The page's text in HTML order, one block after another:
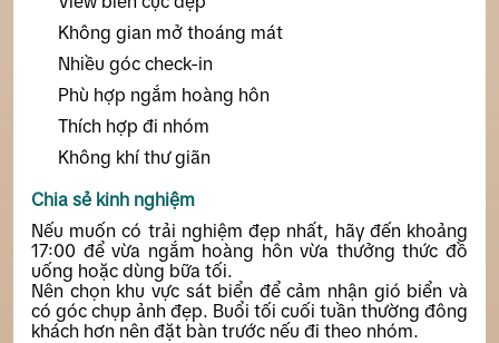
Không gian mở thoáng mát
Nhiều góc check-in
Phù hợp ngắm hoàng hôn
Thích hợp đi nhóm
Không khí thư giãn
Chia sẻ kinh nghiệm
Nếu muốn có trải nghiệm đẹp nhất, hãy đến khoảng
17:00 để vừa ngắm hoàng hôn vừa thưởng thức đồ
uống hoặc dùng bữa tối.
Nên chọn khu vực sát biển để cảm nhận gió biển và
có góc chụp ảnh đẹp. Buổi tối cuối tuần thường đông
khách hơn nên đặt bàn trước nếu đi theo nhóm.